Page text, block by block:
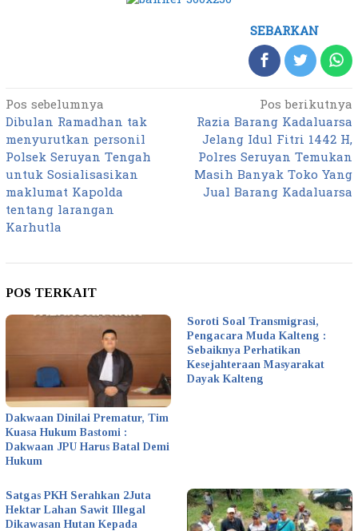
SEBARKAN
Navigasi
pos
Pos sebelumnya
Dibulan Ramadhan tak
menyurutkan personil
Polsek Seruyan Tengah
untuk Sosialisasikan
maklumat Kapolda
tentang larangan
Karhutla
Pos berikutnya
Razia Barang Kadaluarsa
Jelang Idul Fitri 1442 H,
Polres Seruyan Temukan
Masih Banyak Toko Yang
Jual Barang Kadaluarsa
POS TERKAIT
Dakwaan Dinilai Prematur, Tim
Kuasa Hukum Bastomi :
Dakwaan JPU Harus Batal Demi
Hukum
Soroti Soal Transmigrasi,
Pengacara Muda Kalteng :
Sebaiknya Perhatikan
Kesejahteraan Masyarakat
Dayak Kalteng
Satgas PKH Serahkan 2Juta
Hektar Lahan Sawit Illegal
Dikawasan Hutan Kepada